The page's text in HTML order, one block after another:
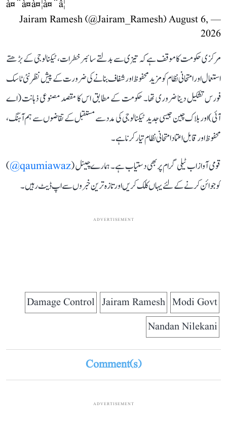
à¤¨à¤à¤¦à¤¨â¦
— Jairam Ramesh (@Jairam_Ramesh)
August 6,
2026
مرکزی حکومت کا موقف ہے کہ تیزی سے بدلتے سائبر خطرات، ٹیکنالوجی کے بڑھتے
استعمال اور امتحانی نظام کو مزید محفوظ اور شفاف بنانے کی ضرورت کے پیش نظر نئی ٹاسک
فورس تشکیل دینا ضروری تھا۔ حکومت کے مطابق اس کا مقصد مصنوعی ذہانت (اے
آئی) اور بلاک چین جیسی جدید ٹیکنالوجی کی مدد سے مستقبل کے تقاضوں سے ہم آہنگ،
محفوظ اور قابل اعتماد امتحانی نظام تیار کرنا ہے۔
قومی آواز اب ٹیلی گرام پر بھی دستیاب ہے۔ ہمارے چینل (qaumiawaz@
)
کو جوائن کرنے کے لئے یہاں کلک کریں اور تازہ ترین خبروں سے اپ ڈیٹ رہیں۔
ADVERTISEMENT
Modi Govt
Jairam Ramesh
Damage Control
Nandan Nilekani
Comment(s)
ADVERTISEMENT